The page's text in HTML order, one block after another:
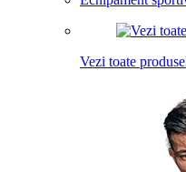
Vezi toate